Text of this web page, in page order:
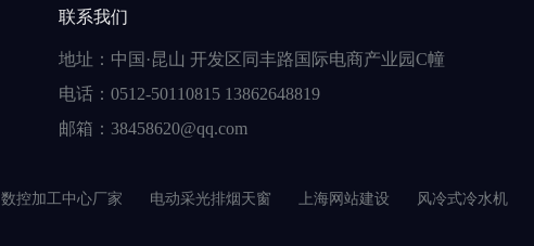
联系我们
地址：中国·昆山 开发区同丰路国际电商产业园C幢
电话：0512-50110815 13862648819
邮箱：38458620@qq.com
数控加工中心厂家 电动采光排烟天窗 上海网站建设 风冷式冷水机